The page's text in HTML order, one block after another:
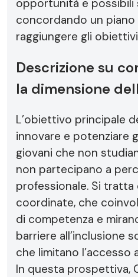
opportunità e possibili
concordando un
raggiungere gli
Descrizione su
la dimensione
L’obiettivo principale
innovare e potenziare
giovani che non
non partecipano a
professionale. Si
coordinate, che
di competenza e
barriere all’inclusione
che limitano l’accesso
In questa prospettiva,